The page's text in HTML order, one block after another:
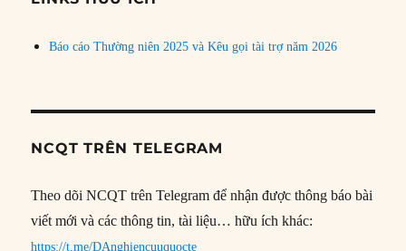
Báo cáo Thường niên 2025 và Kêu gọi tài trợ năm 2026
NCQT TRÊN TELEGRAM
Theo dõi NCQT trên Telegram để nhận được thông báo bài
viết mới và các thông tin, tài liệu… hữu ích khác:
https://t.me/DAnghiencuuquocte